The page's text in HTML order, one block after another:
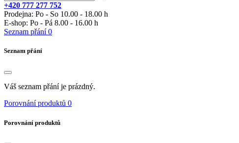
+420 777 277 752
Prodejna: Po - So 10.00 - 18.00 h
E-shop: Po - Pá 8.00 - 16.00 h
Seznam přání 0
Seznam přání
Váš seznam přání je prázdný.
Porovnání produktů 0
Porovnání produktů